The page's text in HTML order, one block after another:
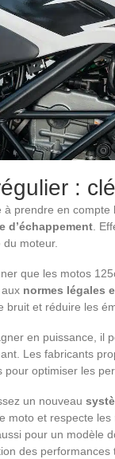
:
à prendre en
d’échappement.
du moteur.
que les motos
normes légales
bruit et réduire les
en puissance, il
Les fabricants
pour optimiser les
un nouveau
moto et respecte les
pour un modèle
des